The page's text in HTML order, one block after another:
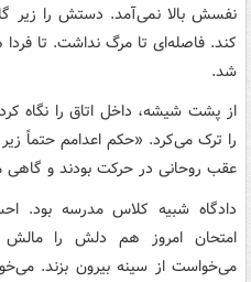
نفسش بالا نمی‌آمد. دستش را زیر
کند. فاصله‌ای تا مرگ نداشت. تا
شد.
از پشت شیشه، داخل اتاق را نگاه
را ترک می‌کرد. «حکم اعدامم حتماً
عقب روحانی در حرکت بودند و
دادگاه شبیه کلاس مدرسه
امتحان امروز هم دلش را
می‌خواست از سینه بیرون بزند.